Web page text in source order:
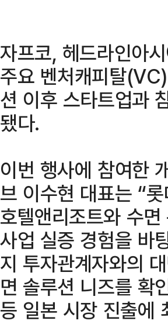
자프코, 헤드라인아
주요 벤처캐피탈
션 이후 스타트업과
됐다.
이번 행사에 참여한
브 이수현 대표는 “
호텔앤리조트와 수
사업 실증 경험을 바
지 투자관계자와의
면 솔루션 니즈를 확
등 일본 시장 진출에